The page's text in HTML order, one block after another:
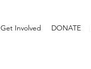
Get Involved DONATE